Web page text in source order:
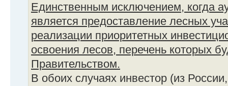
Единственным исключением, когда
является предоставление лесных
реализации приоритетных
освоения лесов, перечень которых
Правительством.
В обоих случаях инвестор (из